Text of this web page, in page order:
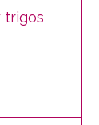
trigos